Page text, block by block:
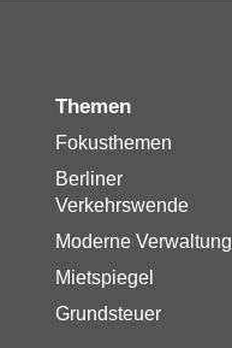
Themen
Fokusthemen
Berliner
Verkehrswende
Moderne Verwaltung
Mietspiegel
Grundsteuer